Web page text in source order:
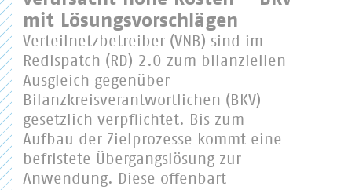
mit Lösungsvorschlägen
Verteilnetzbetreiber (VNB) sind im
Redispatch (RD) 2.0 zum bilanziellen
Ausgleich gegenüber
Bilanzkreisverantwortlichen (BKV)
gesetzlich verpflichtet. Bis zum
Aufbau der Zielprozesse kommt eine
befristete Übergangslösung zur
Anwendung. Diese offenbart